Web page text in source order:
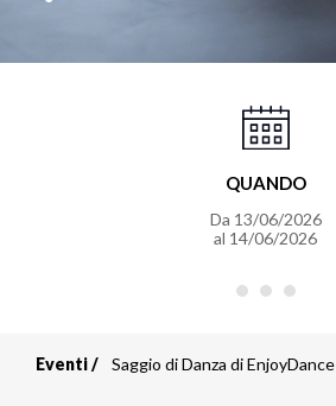
QUANDO
Da 13/06/2026
al 14/06/2026
Eventi Saggio di Danza di EnjoyDance